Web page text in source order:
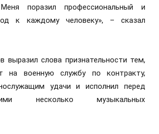
поразил профессиональный и
к каждому человеку», – сказал
выразил слова признательности тем,
на военную службу по контракту,
удачи и исполнил перед
несколько музыкальных